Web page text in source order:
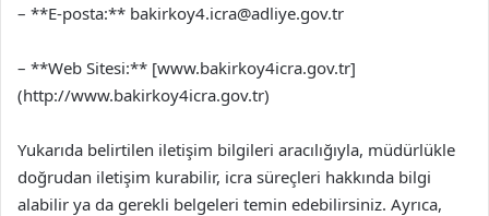
– **E-posta:** bakirkoy4.icra@adliye.gov.tr
– **Web Sitesi:** [www.bakirkoy4icra.gov.tr]
(http://www.bakirkoy4icra.gov.tr)
Yukarıda belirtilen iletişim bilgileri aracılığıyla, müdürlükle
doğrudan iletişim kurabilir, icra süreçleri hakkında bilgi
alabilir ya da gerekli belgeleri temin edebilirsiniz. Ayrıca,